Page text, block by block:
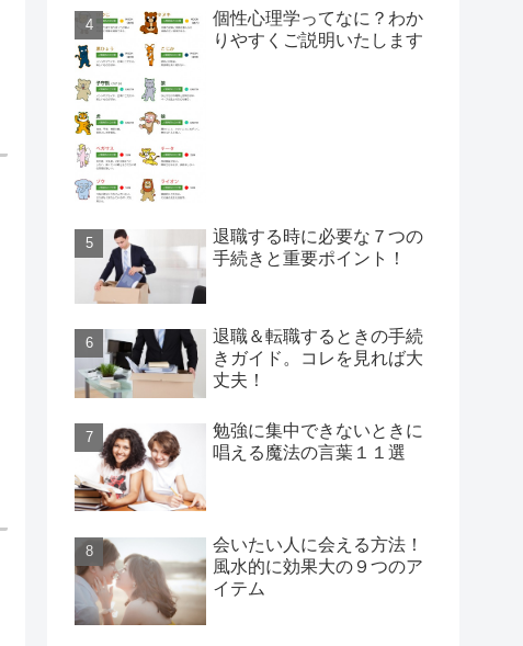
個性心理学ってなに？わか
りやすくご説明いたします
退職する時に必要な７つの
手続きと重要ポイント！
退職＆転職するときの手続
きガイド。コレを見れば大
丈夫！
勉強に集中できないときに
唱える魔法の言葉１１選
会いたい人に会える方法！
風水的に効果大の９つのア
イテム